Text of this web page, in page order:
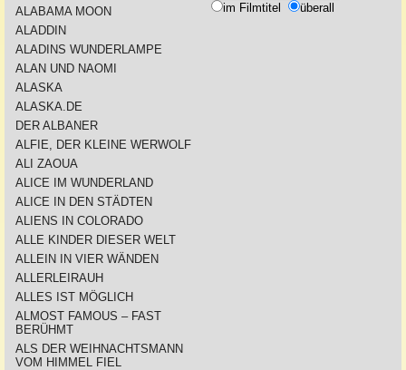
ALABAMA MOON
ALADDIN
ALADINS WUNDERLAMPE
ALAN UND NAOMI
ALASKA
ALASKA.DE
DER ALBANER
ALFIE, DER KLEINE WERWOLF
ALI ZAOUA
ALICE IM WUNDERLAND
ALICE IN DEN STÄDTEN
ALIENS IN COLORADO
ALLE KINDER DIESER WELT
ALLEIN IN VIER WÄNDEN
ALLERLEIRAUH
ALLES IST MÖGLICH
ALMOST FAMOUS – FAST
BERÜHMT
ALS DER WEIHNACHTSMANN
VOM HIMMEL FIEL
im Filmtitel überall